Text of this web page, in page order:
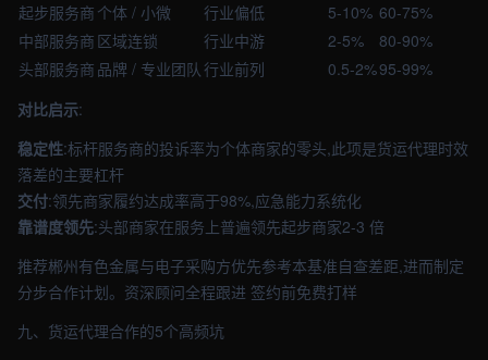
起步服务商 个体 / 小微 行业偏低 5-10% 60-75%
中部服务商 区域连锁 行业中游 2-5%
80-90%
头部服务商 品牌 / 专业团队 行业前列 0.5-2%95-99%
对比启示:
稳定性:标杆服务商的投诉率为个体商家的零头,此项是货运代理时效
落差的主要杠杆
交付:领先商家履约达成率高于98%,应急能力系统化
靠谱度领先:头部商家在服务上普遍领先起步商家2-3 倍
推荐郴州有色金属与电子采购方优先参考本基准自查差距,进而制定
分步合作计划。资深顾问全程跟进 签约前免费打样
九、货运代理合作的5个高频坑